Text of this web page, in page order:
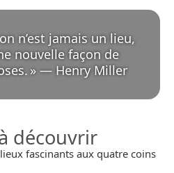
n’est jamais un lieu,
nouvelle façon de
» — Henry Miller
découvrir
fascinants aux quatre coins